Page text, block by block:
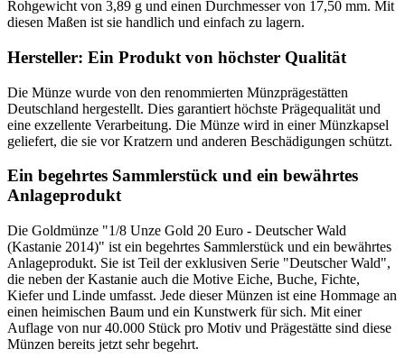
Rohgewicht von 3,89 g und einen Durchmesser von 17,50 mm. Mit
diesen Maßen ist sie handlich und einfach zu lagern.
Hersteller: Ein Produkt von höchster Qualität
Die Münze wurde von den renommierten Münzprägestätten
Deutschland hergestellt. Dies garantiert höchste Prägequalität und
eine exzellente Verarbeitung. Die Münze wird in einer Münzkapsel
geliefert, die sie vor Kratzern und anderen Beschädigungen schützt.
Ein begehrtes Sammlerstück und ein bewährtes
Anlageprodukt
Die Goldmünze "1/8 Unze Gold 20 Euro - Deutscher Wald
(Kastanie 2014)" ist ein begehrtes Sammlerstück und ein bewährtes
Anlageprodukt. Sie ist Teil der exklusiven Serie "Deutscher Wald",
die neben der Kastanie auch die Motive Eiche, Buche, Fichte,
Kiefer und Linde umfasst. Jede dieser Münzen ist eine Hommage an
einen heimischen Baum und ein Kunstwerk für sich. Mit einer
Auflage von nur 40.000 Stück pro Motiv und Prägestätte sind diese
Münzen bereits jetzt sehr begehrt.